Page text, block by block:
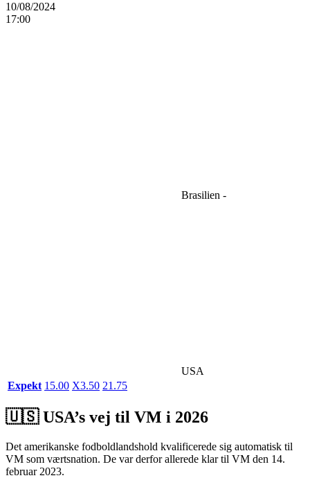
10/08/2024
17:00
Brasilien -
USA
Expekt 1 5.00 X3.50 21.75
🇺🇸​ USA’s vej til VM i 2026
Det amerikanske fodboldlandshold kvalificerede sig automatisk til
VM som værtsnation. De var derfor allerede klar til VM den 14.
februar 2023.